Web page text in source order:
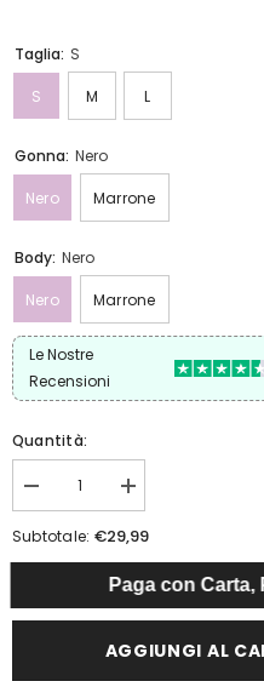
Taglia: S
S M L
Gonna: Nero
Nero Marrone
Body: Nero
Nero Marrone
Le Nostre
Recensioni
Quantità:
Diminuisci
quantità
per
Giorgia
Aumenta
quantità
per
Completo
Giorgia
Subtotale: €29,99
Paga con Carta,
AGGIUNGI AL